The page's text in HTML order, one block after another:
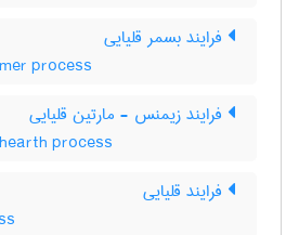
فرایند بسمر قلیایی
process
فرایند زیمنس - مارتین قلیایی
process
فرایند قلیایی